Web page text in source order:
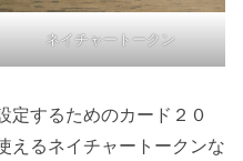
ネイチャートークン
定するためのカード２０
えるネイチャートークンな